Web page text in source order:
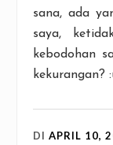
sana, ada
saya,
kebodohan
kekurangan?
DI APRIL 10,